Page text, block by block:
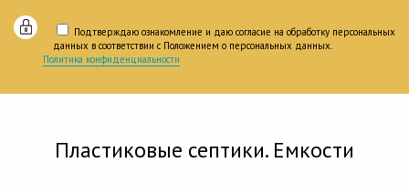
Подтверждаю ознакомление и даю согласие на обработку персональных
данных в соответствии с Положением о персональных данных.
Политика конфиденциальности
Пластиковые септики. Емкости